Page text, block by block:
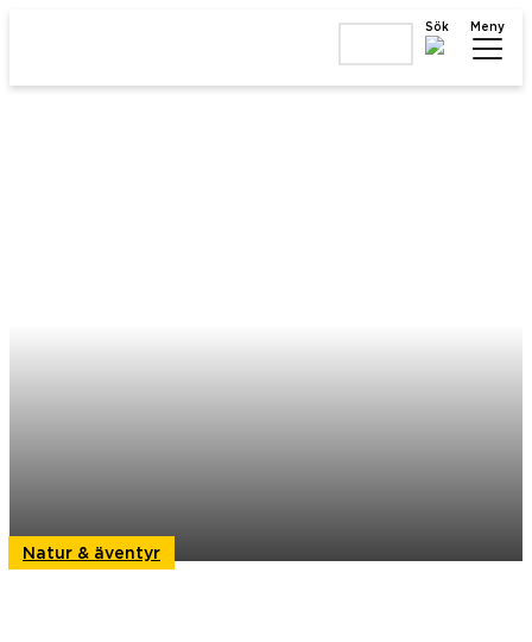
Sök Meny
Natur & äventyr